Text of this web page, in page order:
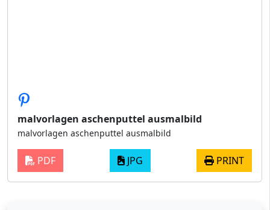
malvorlagen aschenputtel ausmalbild
malvorlagen aschenputtel ausmalbild
PDF JPG PRINT